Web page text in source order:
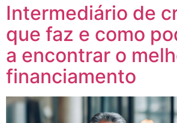
Intermediário de
que faz e como
a encontrar o
financiamento